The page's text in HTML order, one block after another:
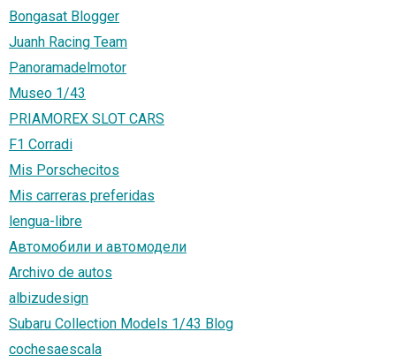
Bongasat Blogger
Juanh Racing Team
Panoramadelmotor
Museo 1/43
PRIAMOREX SLOT CARS
F1 Corradi
Mis Porschecitos
Mis carreras preferidas
lengua-libre
Автомобили и автомодели
Archivo de autos
albizudesign
Subaru Collection Models 1/43 Blog
cochesaescala